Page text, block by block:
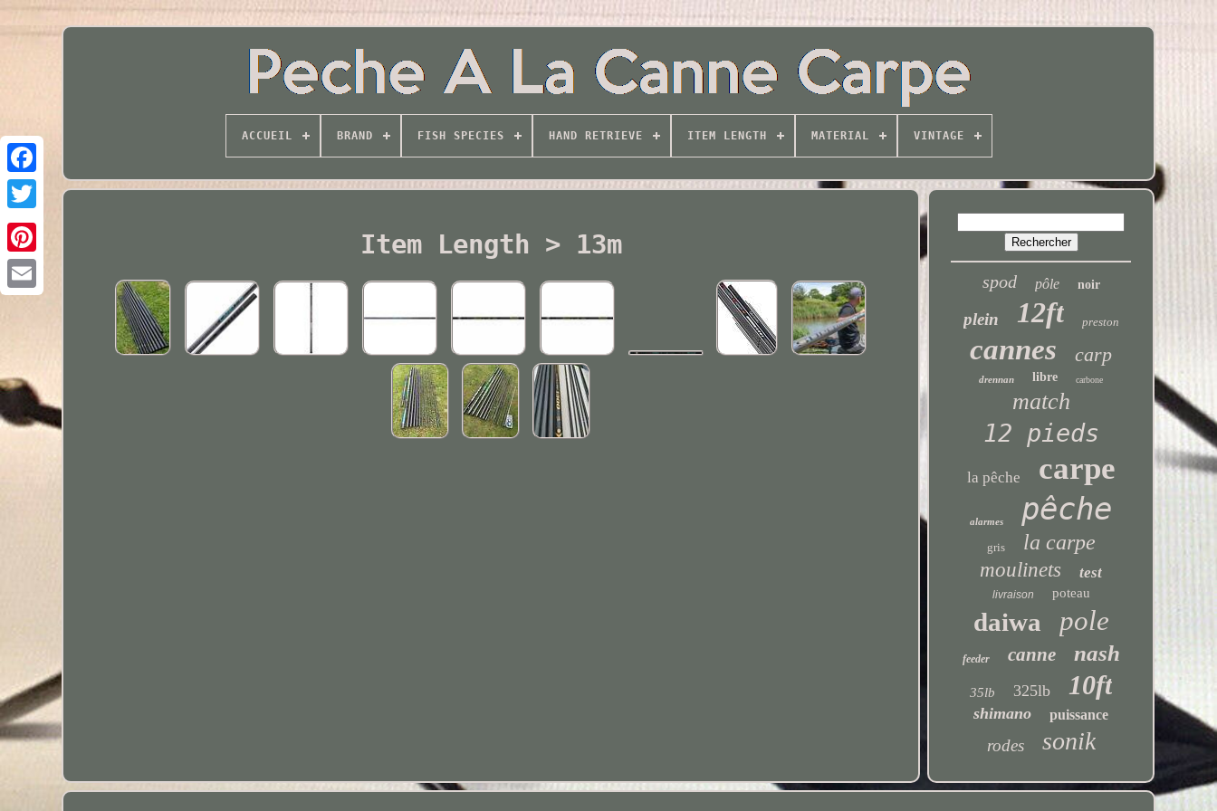
Twitter
ACCUEIL BRAND FISH SPECIES HAND RETRIEVE ITEM LENGTH MATERIAL VINTAGE
Item Length > 13m
spod pôle noir
plein 12ft preston
cannes carp
drennan libre carbone
match
12 pieds
la pêche carpe
alarmes pêche
gris la carpe
moulinets test
livraison poteau
daiwa pole
feeder canne nash
35lb 325lb 10ft
shimano puissance
rodes sonik